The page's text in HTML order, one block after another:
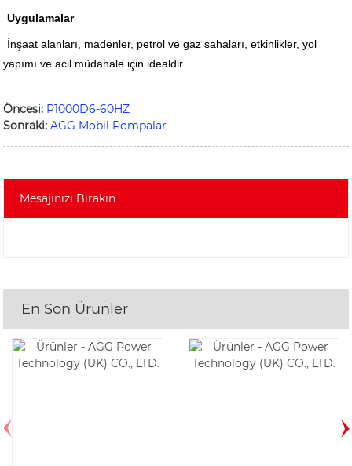
Uygulamalar
İnşaat alanları, madenler, petrol ve gaz sahaları, etkinlikler, yol
yapımı ve acil müdahale için idealdir.
Öncesi: P1000D6-60HZ
Sonraki: AGG Mobil Pompalar
Mesajınızı Bırakın
En Son Ürünler